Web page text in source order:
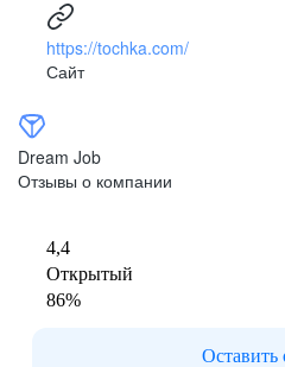
https://tochka.com/
Сайт
Dream Job
Отзывы о компании
4,4
Открытый
86%
Оставить